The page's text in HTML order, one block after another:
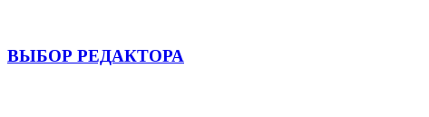
ВЫБОР РЕДАКТОРА